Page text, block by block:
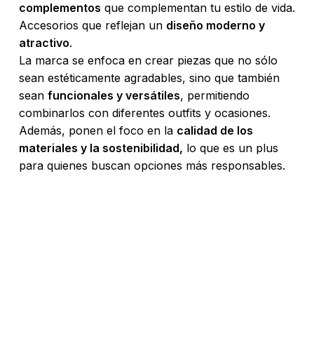
complementos que complementan tu estilo de vida.
Accesorios que reflejan un diseño moderno y
atractivo.
La marca se enfoca en crear piezas que no sólo
sean estéticamente agradables, sino que también
sean funcionales y versátiles, permitiendo
combinarlos con diferentes outfits y ocasiones.
Además, ponen el foco en la calidad de los
materiales y la sostenibilidad, lo que es un plus
para quienes buscan opciones más responsables.